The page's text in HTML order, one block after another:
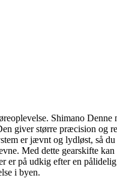
Shimano
giver større præcision og
er jævnt og lydløst, så
Med dette gearskifte
på udkig efter en
i byen.